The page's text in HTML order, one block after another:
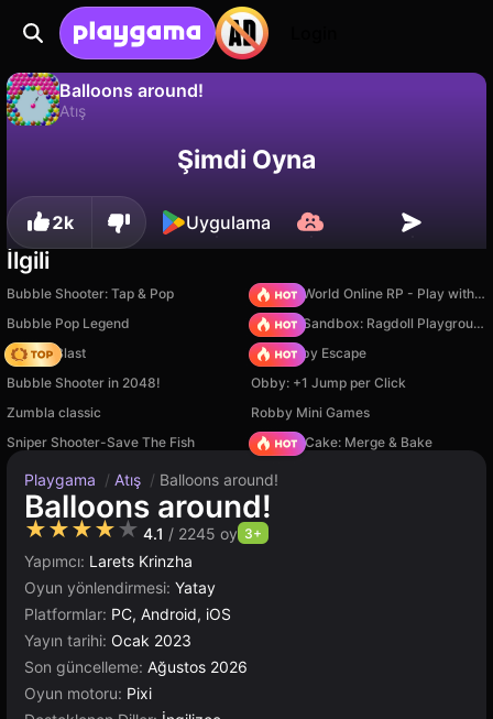
Balloons around!
Atış
İlerlemeyi kaydet! Hayır
Şimdi Oyna
2k Uygulama
İlgili
Bubble Shooter: Tap & Pop
Sprunki World Online RP - Play with Friends!
Bubble Pop Legend
Sprunki Sandbox: Ragdoll Playground Mode
Bubble Blast
Your Obby Escape
Bubble Shooter in 2048!
Obby: +1 Jump per Click
Zumbla classic
Robby Mini Games
Sniper Shooter-Save The Fish
Piece of Cake: Merge & Bake
Playgama / Atış / Balloons around!
Balloons around!
★★★★★ 4.1 / 2245 oy 3+
Yapımcı: Larets Krinzha
Oyun yönlendirmesi: Yatay
Platformlar: PC, Android, iOS
Yayın tarihi: Ocak 2023
Son güncelleme: Ağustos 2026
Oyun motoru: Pixi